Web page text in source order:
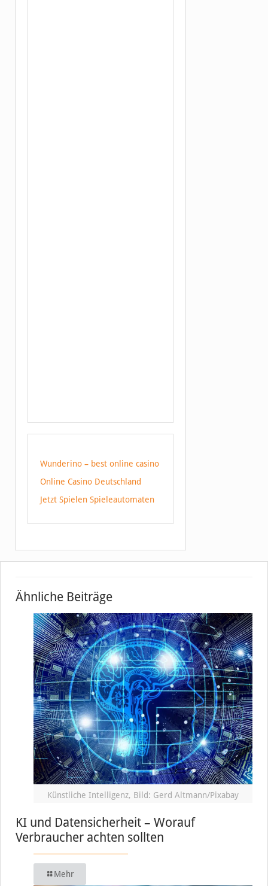
Wunderino – best online casino
Online Casino Deutschland
Jetzt Spielen Spieleautomaten
Ähnliche Beiträge
Künstliche Intelligenz, Bild: Gerd Altmann/Pixabay
KI und Datensicherheit – Worauf
Verbraucher achten sollten
Mehr